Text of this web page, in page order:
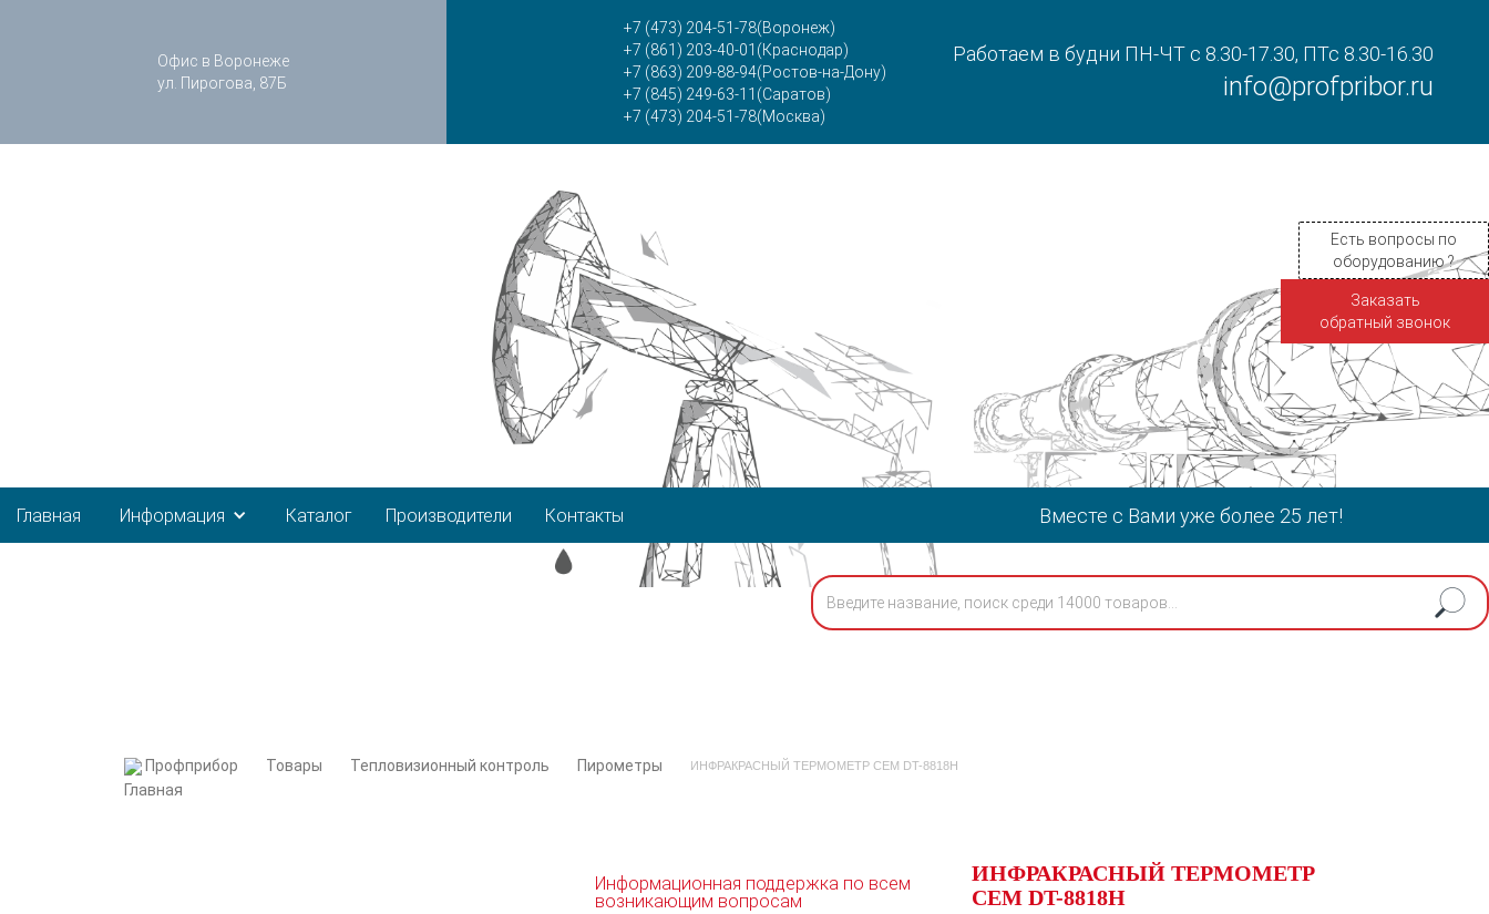
Офис в Воронеже
ул. Пирогова, 87Б
+7 (473) 204-51-78(Воронеж)
+7 (861) 203-40-01 (Краснодар)
+7 (863) 209-88-94(Ростов-на-Дону)
+7 (845) 249-63-11 (Саратов)
+7 (473) 204-51-78(Москва)
Работаем в будни ПН-ЧТ с 8.30-17.30, ПТс 8.30-16.30
info@profpribor.ru
Есть вопросы по
оборудованию ?
Заказать
обратный звонок
Главная Информация Каталог Производители Контакты Вместе с Вами уже более 25 лет!
Профприбор Товары Тепловизионный контроль Пирометры ИНФРАКРАСНЫЙ ТЕРМОМЕТР СЕМ DT-8818H
Информационная поддержка по всем
возникающим вопросам
ИНФРАКРАСНЫЙ ТЕРМОМЕТР
СЕМ DT-8818H